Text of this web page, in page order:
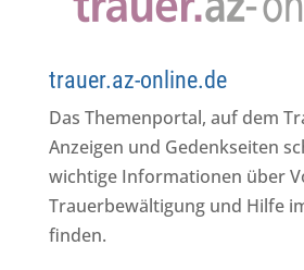
trauer.az-online.de
Das Themenportal, auf dem
Anzeigen und Gedenkseiten
wichtige Informationen über
Trauerbewältigung und Hilfe
finden.